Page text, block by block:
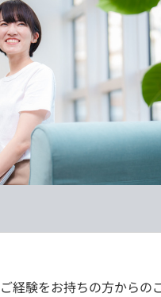
経験をお持ちの方からの